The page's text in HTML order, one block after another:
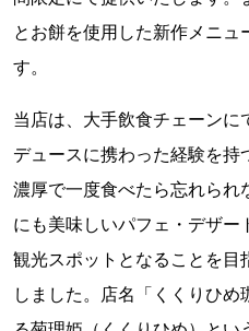
とお餅を使用した新作メニュ
す。
当店は、大手飲食チェーンに
デュースに携わった経験を持
濃厚で一度食べたら忘れら
にも美味しいパフェ・デザ
観光スポットとなることを
しました。店名「くくりひ